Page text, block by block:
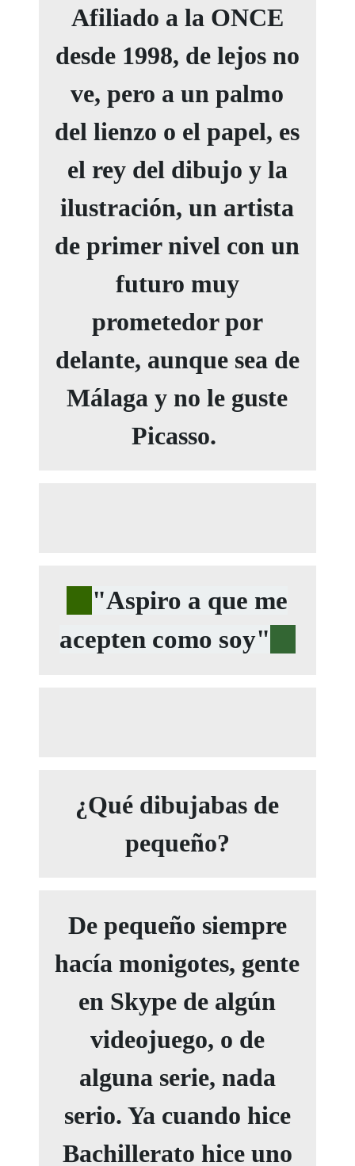
Afiliado a la ONCE
desde 1998, de lejos no
ve, pero a un palmo
del lienzo o el papel, es
el rey del dibujo y la
ilustración, un artista
de primer nivel con un
futuro muy
prometedor por
delante, aunque sea de
Málaga y no le guste
Picasso.
"Aspiro a que me
acepten como soy"
¿Qué dibujabas de
pequeño?
De pequeño siempre
hacía monigotes, gente
en Skype de algún
videojuego, o de
alguna serie, nada
serio. Ya cuando hice
Bachillerato hice uno